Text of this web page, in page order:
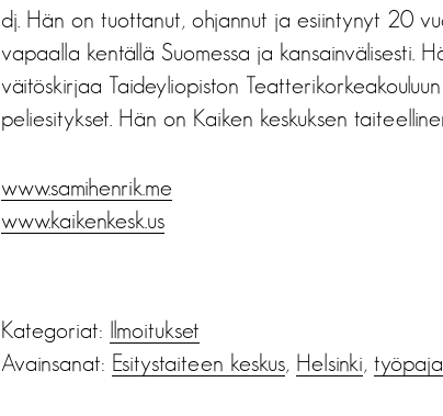
dj. Hän on tuottanut, ohjannut ja esiintynyt 20
vapaalla kentällä Suomessa ja kansainvälisesti.
väitöskirjaa Taideyliopiston
peliesitykset. Hän on Kaiken keskuksen
www.samihenrik.me
www.kaikenkesk.us
Kategoriat: Ilmoitukset
Avainsanat: Esitystaiteen keskus, Helsinki, työpaja